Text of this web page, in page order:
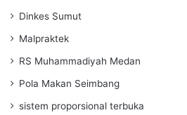
Dinkes Sumut
Malpraktek
RS Muhammadiyah Medan
Pola Makan Seimbang
sistem proporsional terbuka